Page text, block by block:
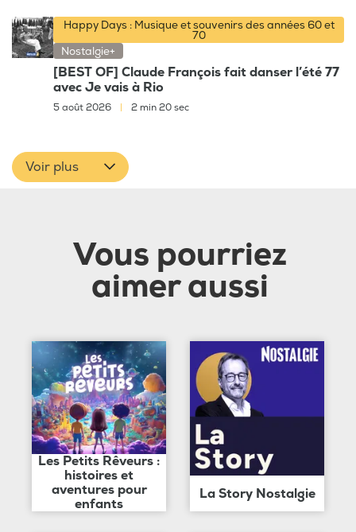
Happy Days : Musique et souvenirs des années 60 et
70
Nostalgie+
[BEST OF] Claude François fait danser l’été 77
avec Je vais à Rio
5 août 2026 2 min 20 sec
Voir plus
Vous pourriez
aimer aussi
Les Petits Rêveurs :
histoires et
aventures pour
enfants
La Story Nostalgie